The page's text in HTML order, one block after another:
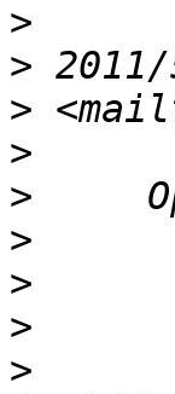
>
>
>
>
>
>
>
>
>